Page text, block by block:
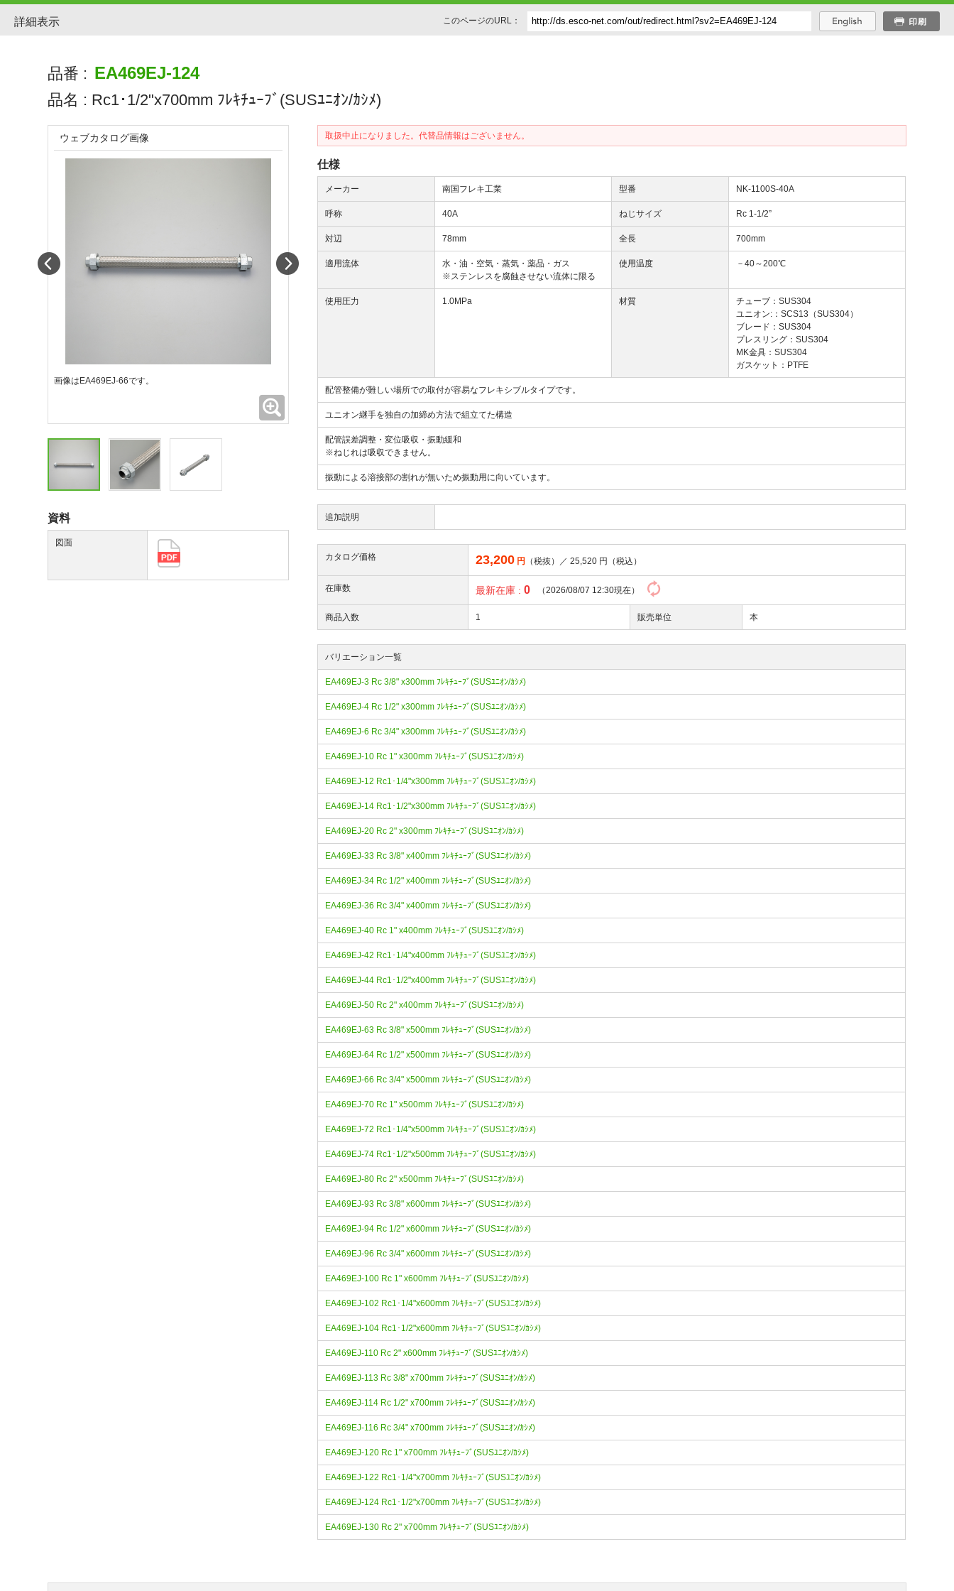
詳細表示 このページのURL：
品番 : EA469EJ-124
品名 : Rc1･1/2"x700mm ﾌﾚｷﾁｭｰﾌﾞ(SUSﾕﾆｵﾝ/ｶｼﾒ)
取扱中止になりました。代替品情報はございません。
仕様
メーカー 南国フレキ工業 型番 NK-1100S-40A
呼称 40A ねじサイズ Rc 1-1/2”
対辺 78mm 全長 700mm
適用流体
水・油・空気・蒸気・薬品・ガス
※ステンレスを腐蝕させない流体に限る
使用温度 －40～200℃
使用圧力 1.0MPa 材質
チューブ：SUS304
ユニオン:：SCS13（SUS304）
ブレード：SUS304
プレスリング：SUS304
MK金具：SUS304
ガスケット：PTFE
配管整備が難しい場所での取付が容易なフレキシブルタイプです。
ユニオン継手を独自の加締め方法で組立てた構造
配管誤差調整・変位吸収・振動緩和
※ねじれは吸収できません。
振動による溶接部の割れが無いため振動用に向いています。
追加説明
カタログ価格 23,200 円 （税抜）／25,520 円（税込）
在庫数 最新在庫 :0 （2026/08/07 12:30現在）
商品入数 1 販売単位 本
バリエーション一覧
EA469EJ-3 Rc 3/8" x300mm ﾌﾚｷﾁｭｰﾌﾞ(SUSﾕﾆｵﾝ/ｶｼﾒ)
EA469EJ-4 Rc 1/2" x300mm ﾌﾚｷﾁｭｰﾌﾞ(SUSﾕﾆｵﾝ/ｶｼﾒ)
EA469EJ-6 Rc 3/4" x300mm ﾌﾚｷﾁｭｰﾌﾞ(SUSﾕﾆｵﾝ/ｶｼﾒ)
EA469EJ-10 Rc 1" x300mm ﾌﾚｷﾁｭｰﾌﾞ(SUSﾕﾆｵﾝ/ｶｼﾒ)
EA469EJ-12 Rc1･1/4"x300mm ﾌﾚｷﾁｭｰﾌﾞ(SUSﾕﾆｵﾝ/ｶｼﾒ)
EA469EJ-14 Rc1･1/2"x300mm ﾌﾚｷﾁｭｰﾌﾞ(SUSﾕﾆｵﾝ/ｶｼﾒ)
EA469EJ-20 Rc 2" x300mm ﾌﾚｷﾁｭｰﾌﾞ(SUSﾕﾆｵﾝ/ｶｼﾒ)
EA469EJ-33 Rc 3/8" x400mm ﾌﾚｷﾁｭｰﾌﾞ(SUSﾕﾆｵﾝ/ｶｼﾒ)
EA469EJ-34 Rc 1/2" x400mm ﾌﾚｷﾁｭｰﾌﾞ(SUSﾕﾆｵﾝ/ｶｼﾒ)
EA469EJ-36 Rc 3/4" x400mm ﾌﾚｷﾁｭｰﾌﾞ(SUSﾕﾆｵﾝ/ｶｼﾒ)
EA469EJ-40 Rc 1" x400mm ﾌﾚｷﾁｭｰﾌﾞ(SUSﾕﾆｵﾝ/ｶｼﾒ)
EA469EJ-42 Rc1･1/4"x400mm ﾌﾚｷﾁｭｰﾌﾞ(SUSﾕﾆｵﾝ/ｶｼﾒ)
EA469EJ-44 Rc1･1/2"x400mm ﾌﾚｷﾁｭｰﾌﾞ(SUSﾕﾆｵﾝ/ｶｼﾒ)
EA469EJ-50 Rc 2" x400mm ﾌﾚｷﾁｭｰﾌﾞ(SUSﾕﾆｵﾝ/ｶｼﾒ)
EA469EJ-63 Rc 3/8" x500mm ﾌﾚｷﾁｭｰﾌﾞ(SUSﾕﾆｵﾝ/ｶｼﾒ)
EA469EJ-64 Rc 1/2" x500mm ﾌﾚｷﾁｭｰﾌﾞ(SUSﾕﾆｵﾝ/ｶｼﾒ)
EA469EJ-66 Rc 3/4" x500mm ﾌﾚｷﾁｭｰﾌﾞ(SUSﾕﾆｵﾝ/ｶｼﾒ)
EA469EJ-70 Rc 1" x500mm ﾌﾚｷﾁｭｰﾌﾞ(SUSﾕﾆｵﾝ/ｶｼﾒ)
EA469EJ-72 Rc1･1/4"x500mm ﾌﾚｷﾁｭｰﾌﾞ(SUSﾕﾆｵﾝ/ｶｼﾒ)
EA469EJ-74 Rc1･1/2"x500mm ﾌﾚｷﾁｭｰﾌﾞ(SUSﾕﾆｵﾝ/ｶｼﾒ)
EA469EJ-80 Rc 2" x500mm ﾌﾚｷﾁｭｰﾌﾞ(SUSﾕﾆｵﾝ/ｶｼﾒ)
EA469EJ-93 Rc 3/8" x600mm ﾌﾚｷﾁｭｰﾌﾞ(SUSﾕﾆｵﾝ/ｶｼﾒ)
EA469EJ-94 Rc 1/2" x600mm ﾌﾚｷﾁｭｰﾌﾞ(SUSﾕﾆｵﾝ/ｶｼﾒ)
EA469EJ-96 Rc 3/4" x600mm ﾌﾚｷﾁｭｰﾌﾞ(SUSﾕﾆｵﾝ/ｶｼﾒ)
EA469EJ-100 Rc 1" x600mm ﾌﾚｷﾁｭｰﾌﾞ(SUSﾕﾆｵﾝ/ｶｼﾒ)
EA469EJ-102 Rc1･1/4"x600mm ﾌﾚｷﾁｭｰﾌﾞ(SUSﾕﾆｵﾝ/ｶｼﾒ)
EA469EJ-104 Rc1･1/2"x600mm ﾌﾚｷﾁｭｰﾌﾞ(SUSﾕﾆｵﾝ/ｶｼﾒ)
EA469EJ-110 Rc 2" x600mm ﾌﾚｷﾁｭｰﾌﾞ(SUSﾕﾆｵﾝ/ｶｼﾒ)
EA469EJ-113 Rc 3/8" x700mm ﾌﾚｷﾁｭｰﾌﾞ(SUSﾕﾆｵﾝ/ｶｼﾒ)
EA469EJ-114 Rc 1/2" x700mm ﾌﾚｷﾁｭｰﾌﾞ(SUSﾕﾆｵﾝ/ｶｼﾒ)
EA469EJ-116 Rc 3/4" x700mm ﾌﾚｷﾁｭｰﾌﾞ(SUSﾕﾆｵﾝ/ｶｼﾒ)
EA469EJ-120 Rc 1" x700mm ﾌﾚｷﾁｭｰﾌﾞ(SUSﾕﾆｵﾝ/ｶｼﾒ)
EA469EJ-122 Rc1･1/4"x700mm ﾌﾚｷﾁｭｰﾌﾞ(SUSﾕﾆｵﾝ/ｶｼﾒ)
EA469EJ-124 Rc1･1/2"x700mm ﾌﾚｷﾁｭｰﾌﾞ(SUSﾕﾆｵﾝ/ｶｼﾒ)
EA469EJ-130 Rc 2" x700mm ﾌﾚｷﾁｭｰﾌﾞ(SUSﾕﾆｵﾝ/ｶｼﾒ)
ウェブカタログ画像
画像はEA469EJ-66です。
資料
図面